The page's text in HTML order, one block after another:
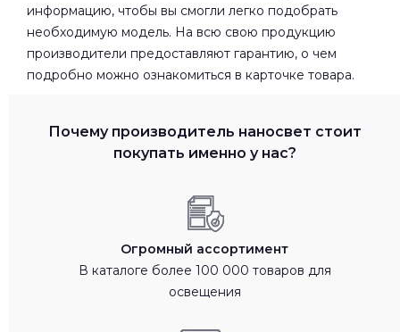
информацию, чтобы вы смогли легко подобрать
необходимую модель. На всю свою продукцию
производители предоставляют гарантию, о чем
подробно можно ознакомиться в карточке товара.
Почему производитель наносвет стоит
покупать именно у нас?
Огромный ассортимент
В каталоге более 100 000 товаров для
освещения